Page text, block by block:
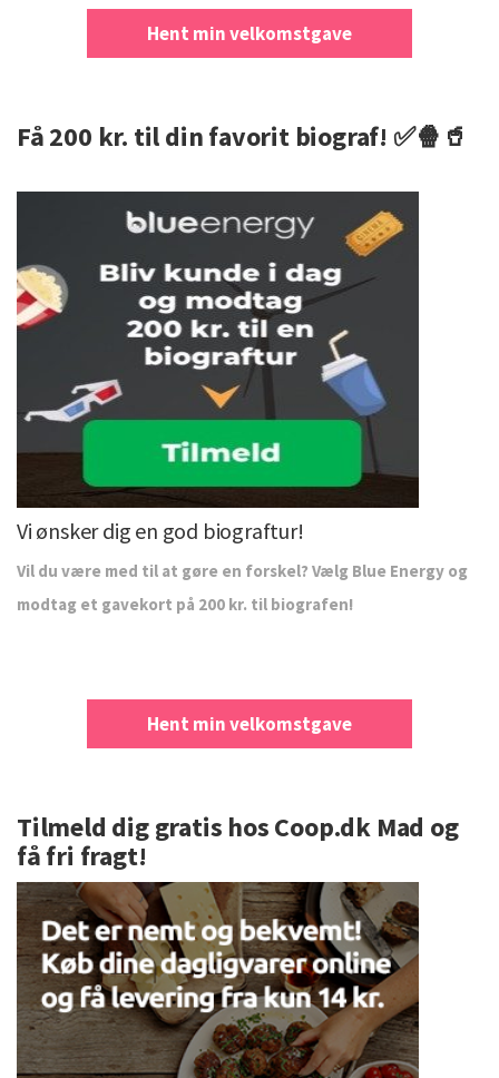
Hent min velkomstgave
Få 200 kr. til din favorit biograf! ✅🍿🥤
Vi ønsker dig en god biograftur!
Vil du være med til at gøre en forskel? Vælg Blue Energy og
modtag et gavekort på 200 kr. til biografen!
Hent min velkomstgave
Tilmeld dig gratis hos Coop.dk Mad og
få fri fragt!